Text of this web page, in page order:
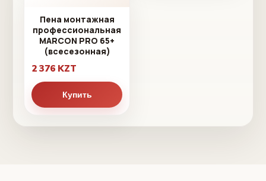
Пена монтажная
профессиональная
MARCON PRO 65+
(всесезонная)
2 376 KZT
Купить